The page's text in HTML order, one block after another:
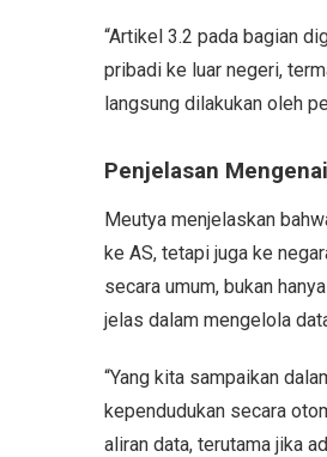
“Artikel 3.2 pada bagian
pribadi ke luar negeri,
langsung dilakukan oleh
Penjelasan
Meutya menjelaskan
ke AS, tetapi juga ke
secara umum, bukan
jelas dalam mengelola
“Yang kita sampaikan
kependudukan secara
aliran data, terutama jika